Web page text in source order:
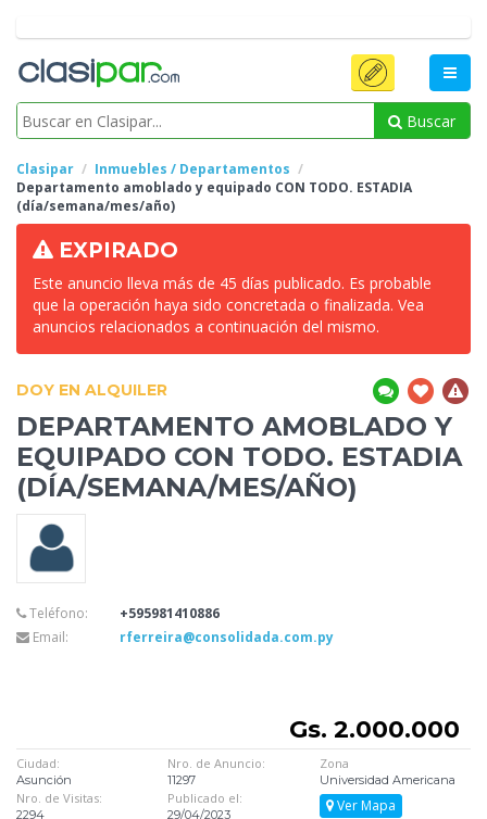
Buscar
Clasipar
Inmuebles / Departamentos
Departamento amoblado y equipado CON TODO. ESTADIA
(día/semana/mes/año)
EXPIRADO
Este anuncio lleva más de 45 días publicado. Es probable
que la operación haya sido concretada o finalizada. Vea
anuncios relacionados a continuación del mismo.
DOY EN ALQUILER
DEPARTAMENTO AMOBLADO Y
EQUIPADO CON TODO. ESTADIA
(DÍA/SEMANA/MES/AÑO)
Teléfono:
+595981410886
Email:
rferreira@consolidada.com.py
Gs. 2.000.000
Ciudad:
Asunción
Nro. de Anuncio:
11297
Zona
Universidad Americana
Nro. de Visitas:
2294
Publicado el:
29/04/2023
Ver Mapa